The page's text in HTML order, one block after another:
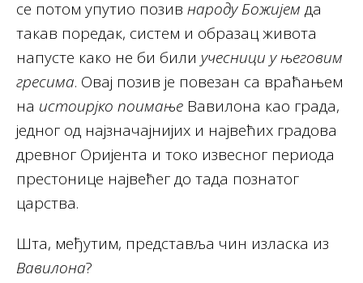
се потом упутио позив народу Божијем да
такав поредак, систем и образац живота
напусте како не би били учесници у његовим
гресима. Овај позив је повезан са враћањем
на истоирјко поимање Вавилона као града,
једног од најзначајнијих и највећих градова
древног Оријента и токо извесног периода
престонице највећег до тада познатог
царства.
Шта, међутим, представља чин изласка из
Вавилона?